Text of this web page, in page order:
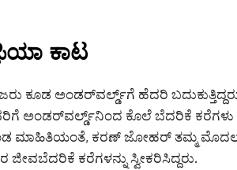
ಕಾಟ
ಕೂಡ ಅಂಡರ್‌ವರ್ಲ್ಡ್‌ಗೆ ಹೆದರಿ
ಅಂಡರ್‌ವರ್ಲ್ಡ್‌ನಿಂದ ಕೊಲೆ ಬೆದರಿಕೆ ಕರೆಗಳು
ಮಾಹಿತಿಯಂತೆ, ಕರಣ್ ಜೋಹರ್ ತಮ್ಮ
ಕರೆಗಳನ್ನು ಸ್ವೀಕರಿಸಿದ್ದರು.